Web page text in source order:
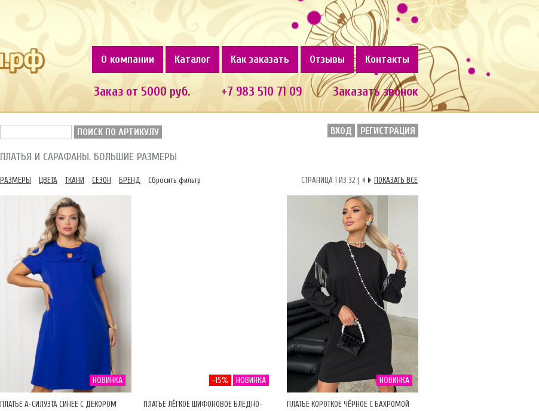
О компании Каталог Как заказать Отзывы Контакты
Заказ от 5000 руб. +7 983 510 71 09 Заказать звонок
ПОИСК ПО АРТИКУЛУ ВХОД РЕГИСТРАЦИЯ
ПЛАТЬЯ И САРАФАНЫ. БОЛЬШИЕ РАЗМЕРЫ
РАЗМЕРЫ ЦВЕТА ТКАНИ СЕЗОН БРЕНД Сбросить фильтр СТРАНИЦА 1 ИЗ 32 | ПОКАЗАТЬ ВСЕ
НОВИНКА
ПЛАТЬЕ А-СИЛУЭТА СИНЕЕ С ДЕКОРОМ
-15% НОВИНКА
ПЛАТЬЕ ЛЁГКОЕ ШИФОНОВОЕ БЛЕДНО-
НОВИНКА
ПЛАТЬЕ КОРОТКОЕ ЧЁРНОЕ С БАХРОМОЙ